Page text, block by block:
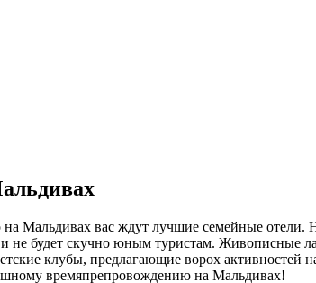
на Мальдивах вас ждут лучшие семейные
и не будет скучно юным туристам.
клубы, предлагающие ворох
времяпрепровождению на Мальдивах!